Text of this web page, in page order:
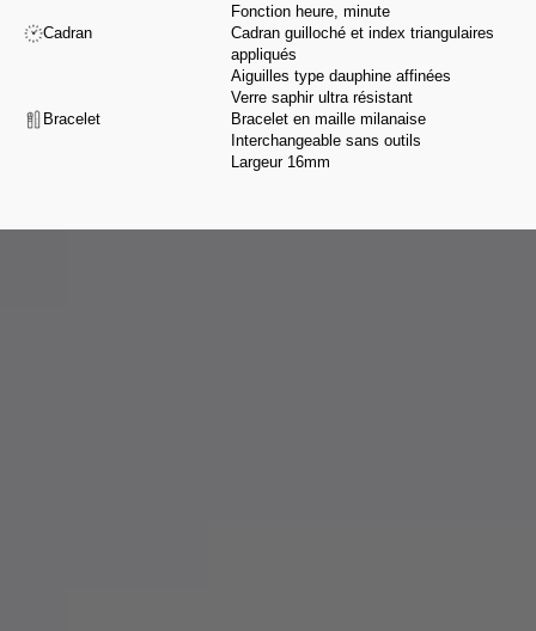
Fonction heure, minute
Cadran
Cadran guilloché et index triangulaires
appliqués
Aiguilles type dauphine affinées
Verre saphir ultra résistant
Bracelet
Bracelet en maille milanaise
Interchangeable sans outils
Largeur 16mm